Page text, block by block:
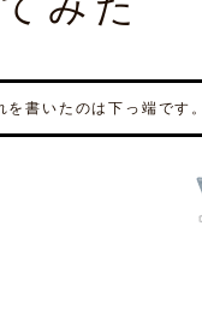
を書いたのは下っ端です。